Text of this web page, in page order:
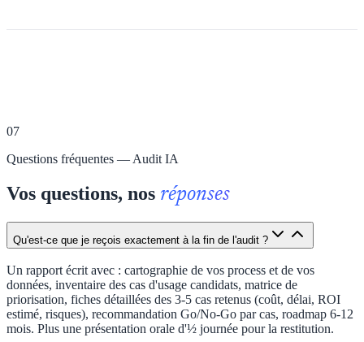
07
Questions fréquentes — Audit IA
Vos questions, nos réponses
Qu'est-ce que je reçois exactement à la fin de l'audit ?
Un rapport écrit avec : cartographie de vos process et de vos
données, inventaire des cas d'usage candidats, matrice de
priorisation, fiches détaillées des 3-5 cas retenus (coût, délai, ROI
estimé, risques), recommandation Go/No-Go par cas, roadmap 6-12
mois. Plus une présentation orale d'½ journée pour la restitution.